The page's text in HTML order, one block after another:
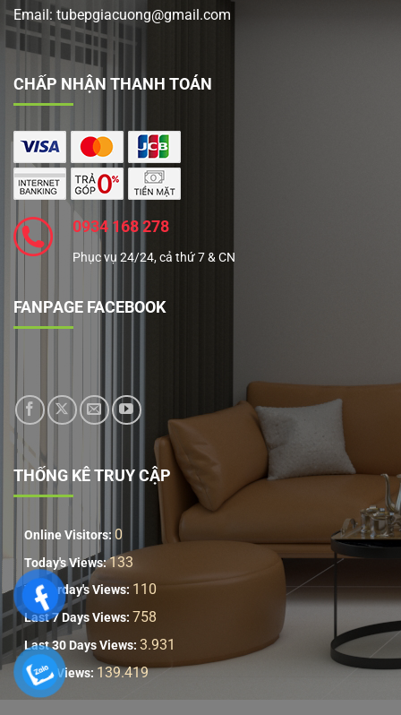
Email: tubepgiacuong@gmail.com
CHẤP NHẬN THANH TOÁN
0934 168 278
Phục vụ 24/24, cả thứ 7 & CN
FANPAGE FACEBOOK
THỐNG KÊ TRUY CẬP
Online Visitors: 0
Today's Views:133
Yesterday's Views: 110
Last 7 Days Views: 758
Last 30 Days Views: 3.931
Total Views: 139.419